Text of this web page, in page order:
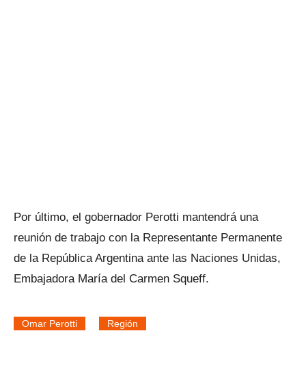
Por último, el gobernador Perotti mantendrá una
reunión de trabajo con la Representante Permanente
de la República Argentina ante las Naciones Unidas,
Embajadora María del Carmen Squeff.
Omar Perotti Región